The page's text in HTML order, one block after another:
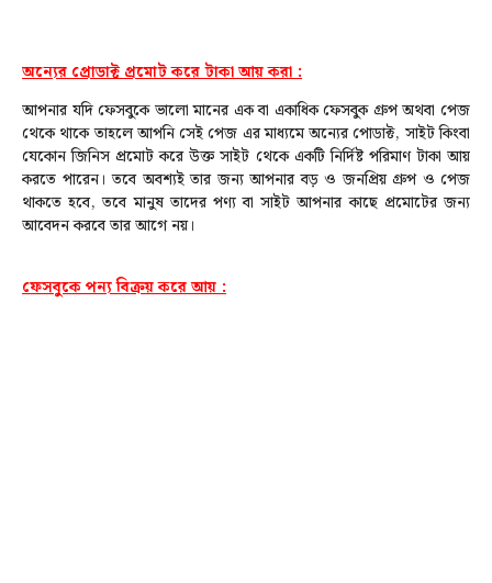
অন্যের প্রোডাক্ট প্রমোট করে টাকা আয় করা :
আপনার যদি ফেসবুকে ভালো মানের এক বা একাধিক ফেসবুক গ্রুপ অথবা পেজ
থেকে থাকে তাহলে আপনি সেই পেজ এর মাধ্যমে অন্যের পোডাক্ট, সাইট কিংবা
যেকোন জিনিস প্রমোট করে উক্ত সাইট থেকে একটি নির্দিষ্ট পরিমাণ টাকা আয়
করতে পারেন। তবে অবশ্যই তার জন্য আপনার বড় ও জনপ্রিয় গ্রুপ ও পেজ
থাকতে হবে, তবে মানুষ তাদের পণ্য বা সাইট আপনার কাছে প্রমোটের জন্য
আবেদন করবে তার আগে নয়।
ফেসবুকে পন্য বিক্রয় করে আয় :